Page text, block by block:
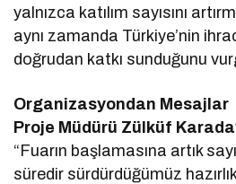
yalnızca katılım sayısını
aynı zamanda Türkiye’nin
doğrudan katkı sunduğunu
Organizasyondan Mesajlar
Proje Müdürü Zülküf
“Fuarın başlamasına artık
süredir sürdürdüğümüz